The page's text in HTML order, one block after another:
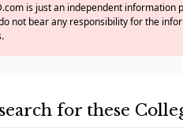
is just an independent
not bear any responsibility for the
for these